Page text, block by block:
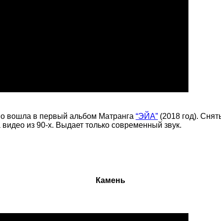
вошла в первый альбом Матранга “ЭЙА” (2018 год).
из 90-х. Выдает только современный звук.
Камень